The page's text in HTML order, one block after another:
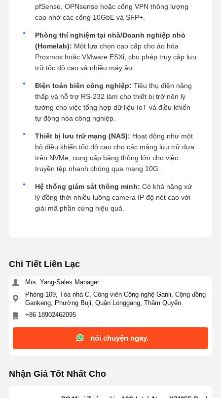
pfSense, OPNsense hoặc cổng VPN thông lượng
cao nhờ các cổng 10GbE và SFP+.
Phòng thí nghiệm tại nhà/Doanh nghiệp nhỏ
(Homelab): Một lựa chọn cao cấp cho ảo hóa
Proxmox hoặc VMware ESXi, cho phép truy cập lưu
trữ tốc độ cao và nhiều máy ảo.
Điện toán biên công nghiệp: Tiêu thụ điện năng
thấp và hỗ trợ RS-232 làm cho thiết bị trở nên lý
tưởng cho việc tổng hợp dữ liệu IoT và điều khiển
tự động hóa công nghiệp.
Thiết bị lưu trữ mạng (NAS): Hoạt động như một
bộ điều khiển tốc độ cao cho các mảng lưu trữ dựa
trên NVMe, cung cấp băng thông lớn cho việc
truyền tệp nhanh chóng qua mạng 10G.
Hệ thống giám sát thông minh: Có khả năng xử
lý đồng thời nhiều luồng camera IP độ nét cao với
giải mã phần cứng hiệu quả.
Chi Tiết Liên Lạc
Mrs. Yang-Sales Manager
Phòng 109, Tòa nhà C, Công viên Công nghệ Ganli, Cộng đồng
Gankeng, Phường Buji, Quận Longgang, Thâm Quyến.
+86 18902462095
nói chuyện ngay.
Nhận Giá Tốt Nhất Cho